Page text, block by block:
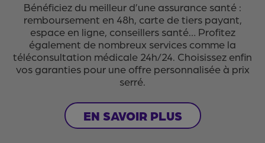
Bénéficiez du meilleur d’une assurance santé :
remboursement en 48h, carte de tiers payant,
espace en ligne, conseillers santé… Profitez
également de nombreux services comme la
téléconsultation médicale 24h/24. Choisissez enfin
vos garanties pour une offre personnalisée à prix
serré.
EN SAVOIR PLUS